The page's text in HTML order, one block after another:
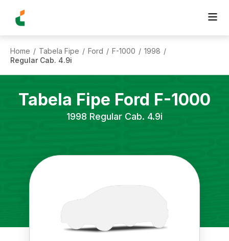
Home / Tabela Fipe / Ford / F-1000 / 1998 /
Regular Cab. 4.9i
Tabela Fipe Ford F-1000
1998 Regular Cab. 4.9i